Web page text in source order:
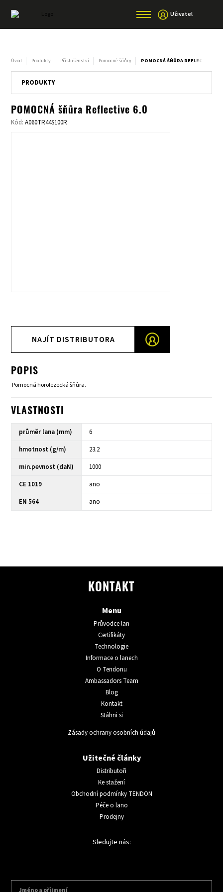
Uživatel
Úvod Produkty Příslušenství Pomocné šňůry POMOCNÁ ŠŇŮRA REFLECTIVE 6.0
PRODUKTY
POMOCNÁ šňůra Reflective 6.0
Kód:A060TR44S100R
NAJÍT DISTRIBUTORA
POPIS
Pomocná horolezecká šňůra.
VLASTNOSTI
průměr lana (mm)
6
hmotnost (g/m)
23.2
min.pevnost (daN)
1000
CE 1019
ano
EN 564
ano
KONTAKT
Menu
Průvodce lan
Certifikáty
Technologie
Informace o lanech
O Tendonu
Ambassadors Team
Blog
Kontakt
Stáhni si
Zásady ochrany osobních údajů
Užitečné články
Distributoři
Ke stažení
Obchodní podmínky TENDON
Péče o lano
Prodejny
Sledujte nás: